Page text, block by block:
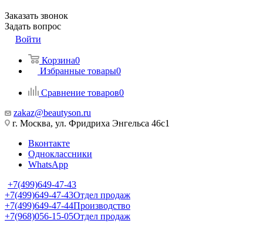
Заказать звонок
Задать вопрос
Войти
Корзина0
Избранные товары0
Сравнение товаров0
zakaz@beautyson.ru
г. Москва, ул. Фридриха Энгельса 46с1
Вконтакте
Одноклассники
WhatsApp
+7(499)649-47-43
+7(499)649-47-43Отдел продаж
+7(499)649-47-44Производство
+7(968)056-15-05Отдел продаж